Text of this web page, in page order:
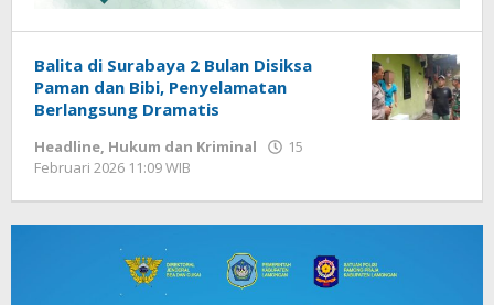
Balita di Surabaya 2 Bulan Disiksa
Paman dan Bibi, Penyelamatan
Berlangsung Dramatis
Headline, Hukum dan Kriminal
15
Februari 2026 11:09 WIB